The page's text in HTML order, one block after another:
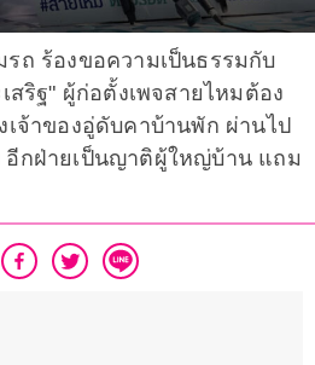
ถ ร้องขอความเป็นธรรมกับ
สริฐ" ผู้ก่อตั้งเพจสายไหมต้อง
จ้าของอู่ดับคาบ้านพัก ผ่านไป
อีกฝ่ายเป็นญาติผู้ใหญ่บ้าน แถม